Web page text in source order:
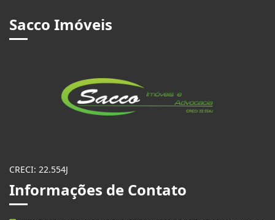
Sacco Imóveis
CRECI: 22.554J
Informações de Contato